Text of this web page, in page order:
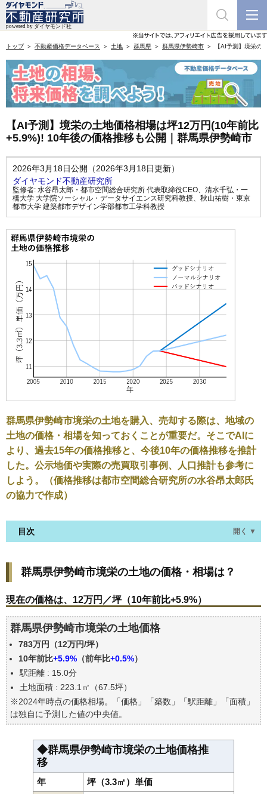
トップ 不動産価格データベース 土地 群馬県 群馬県伊勢崎市 【AI予測】境栄の
【AI予測】境栄の土地価格相場は坪12万円(10年前比
+5.9%)! 10年後の価格推移も公開｜群馬県伊勢崎市
2026年3月18日公開（2026年3月18日更新）
ダイヤモンド不動産研究所
監修者: 水谷昂太郎・都市空間総合研究所 代表取締役CEO、 清水千弘・一
橋大学 大学院ソーシャル・データサイエンス研究科教授、 秋山祐樹・東京
都市大学 建築都市デザイン学部都市工学科教授
群馬県伊勢崎市境栄の土地を購入、売却する際は、地域の
土地の価格・相場を知っておくことが重要だ。そこでAIに
より、過去15年の価格推移と、今後10年の価格推移を推計
した。公示地価や実際の売買取引事例、人口推計も参考に
しよう。（価格推移は都市空間総合研究所の水谷昂太郎氏
の協力で作成）
目次 開く ▼
現在の価格は、12万円／坪（10年前比+5.9%）
価格を詳細に分析しよう
群馬県伊勢崎市境栄の土地の過去の売買事例
公示地価はいくら
エリアの将来性を人口予想から検討しよう
自分の年収でいくらの不動産が買える？
群馬県伊勢崎市境栄の土地の価格・相場は？
現在の価格は、12万円／坪（10年前比+5.9%）
群馬県伊勢崎市境栄の土地価格
783万円（12万円/坪）
10年前比+5.9% （前年比+0.5%）
駅距離 : 15.0分
土地面積 : 223.1㎡（67.5坪）
※2024年時点の価格相場。「価格」「築数」「駅距離」「面積」
は独自に予測した値の中央値。
◆群馬県伊勢崎市境栄の土地価格推
移
年
坪（3.3㎡）単価